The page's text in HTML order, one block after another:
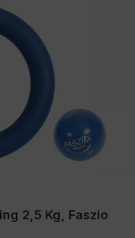
2,5 Kg, Faszio